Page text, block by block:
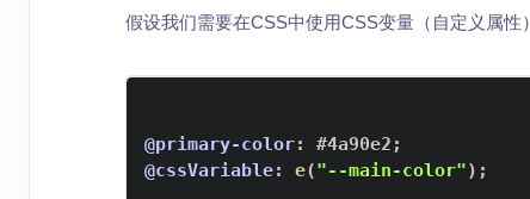
假设我们需要在CSS中使用CSS变量（自定义属
@primary-color: #4a90e2 ;
@cssVariable: e("--main-color") ;